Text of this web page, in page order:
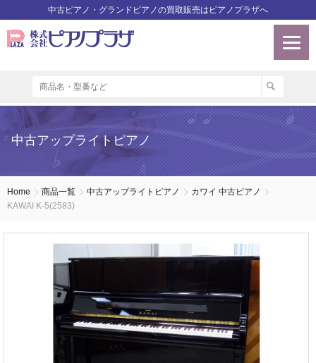
中古ピアノ・グランドピアノの買取販売はピアノプラザへ
中古アップライトピアノ
Home 商品一覧 中古アップライトピアノ
カワイ 中古ピアノ
KAWAI K-5(2583)